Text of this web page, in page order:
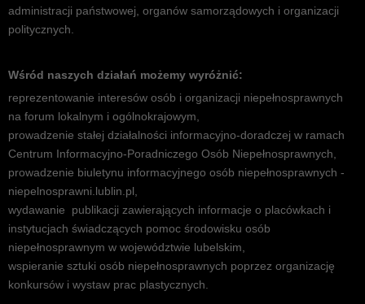
Akcja "Przewijamy Polskę"
administracji państwowej, organów samorządowych i organizacji
politycznych.
Wśród naszych działań możemy wyróżnić:
reprezentowanie interesów osób i organizacji niepełnosprawnych
na forum lokalnym i ogólnokrajowym,
prowadzenie stałej działalności informacyjno-doradczej w ramach
Centrum Informacyjno-Poradniczego Osób Niepełnosprawnych,
prowadzenie biuletynu informacyjnego osób niepełnosprawnych -
niepelnosprawni.lublin.pl,
wydawanie publikacji zawierających informacje o placówkach i
instytucjach świadczących pomoc środowisku osób
niepełnosprawnym w województwie lubelskim,
wspieranie sztuki osób niepełnosprawnych poprzez organizację
konkursów i wystaw prac plastycznych.